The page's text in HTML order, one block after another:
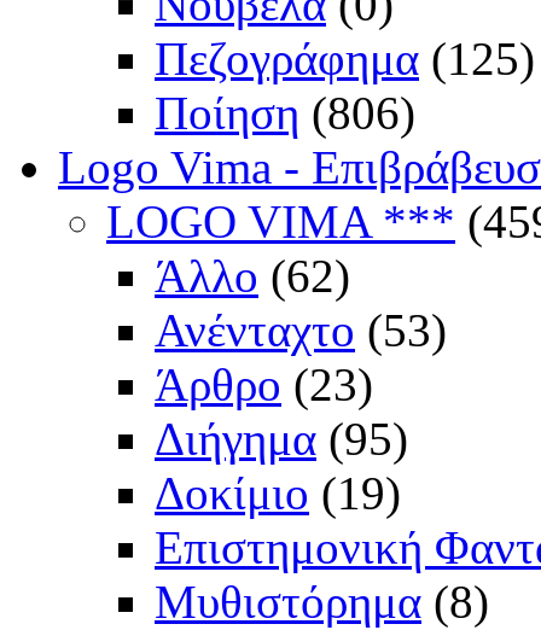
Πεζογράφημα (125)
Ποίηση (806)
Logo Vima -
LOGO VIMA ***
Άλλο (62)
Ανένταχτο (53)
Άρθρο (23)
Διήγημα (95)
Δοκίμιο (19)
Επιστημονική
Μυθιστόρημα (8)